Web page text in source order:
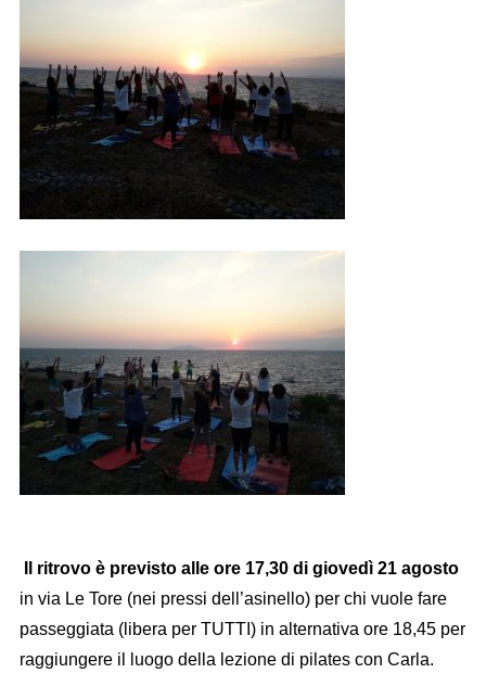
Il ritrovo è previsto alle ore 17,30 di giovedì 21 agosto
in via Le Tore (nei pressi dell’asinello) per chi vuole fare
passeggiata (libera per TUTTI) in alternativa ore 18,45 per
raggiungere il luogo della lezione di pilates con Carla.